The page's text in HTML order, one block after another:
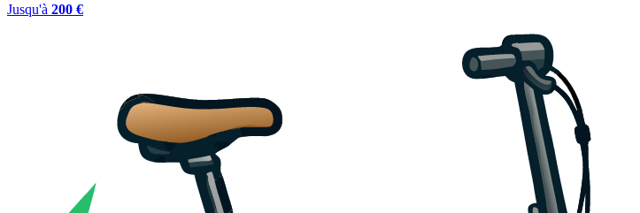
Jusqu'à 200 €